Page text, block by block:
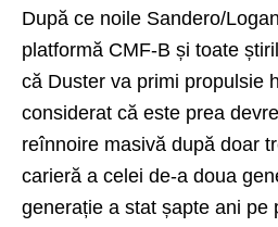
După ce noile Sandero/
platformă CMF-B și toate
că Duster va primi propulsie
considerat că este prea
reînnoire masivă după doar
carieră a celei de-a doua
generație a stat șapte ani pe